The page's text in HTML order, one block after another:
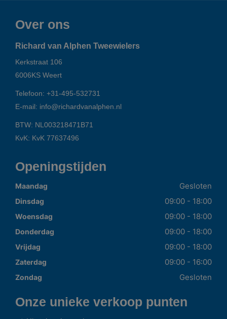
Over ons
Richard van Alphen Tweewielers
Kerkstraat 106
6006KS Weert
Telefoon: +31-495-532731
E-mail: info@richardvanalphen.nl
BTW: NL003218471B71
KvK: KvK 77637496
Openingstijden
Maandag Gesloten
Dinsdag 09:00 - 18:00
Woensdag 09:00 - 18:00
Donderdag 09:00 - 18:00
Vrijdag 09:00 - 18:00
Zaterdag 09:00 - 16:00
Zondag Gesloten
Onze unieke verkoop punten